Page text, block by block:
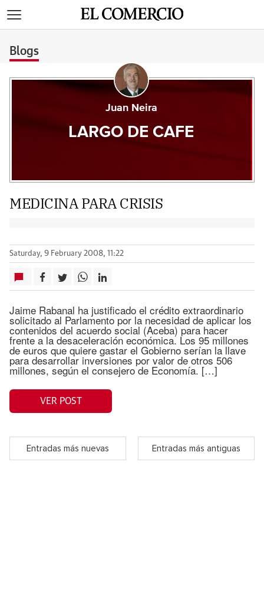
Blogs
Juan Neira
LARGO DE CAFE
MEDICINA PARA CRISIS
Saturday, 9 February 2008, 11:22
Jaime Rabanal ha justificado el crédito extraordinario
solicitado al Parlamento por la necesidad de aplicar los
contenidos del acuerdo social (Aceba) para hacer
frente a la desaceleración económica. Los 95 millones
de euros que quiere gastar el Gobierno serían la llave
para desarrollar inversiones por valor de otros 506
millones, según el consejero de Economía. […]
VER POST
Entradas más nuevas Entradas más antiguas